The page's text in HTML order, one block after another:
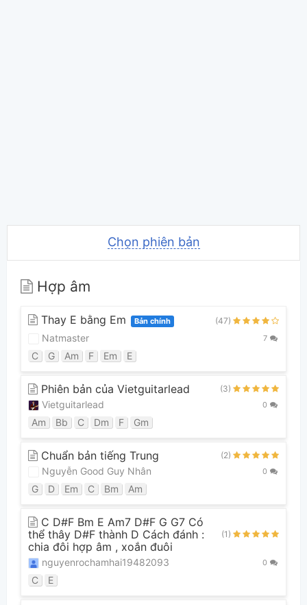
Chọn phiên bản
Hợp âm
Thay E bằng Em Bản chính (47)
Natmaster 7
C G Am F Em E
Phiên bản của Vietguitarlead (3)
Vietguitarlead 0
Am Bb C Dm F Gm
Chuẩn bản tiếng Trung (2)
Nguyễn Good Guy Nhân 0
G D Em C Bm Am
C D#F Bm E Am7 D#F G G7 Có
thể thây D#F thành D Cách đánh :
chia đôi hợp âm , xoắn đuôi
(1)
nguyenrochamhai19482093 0
C E